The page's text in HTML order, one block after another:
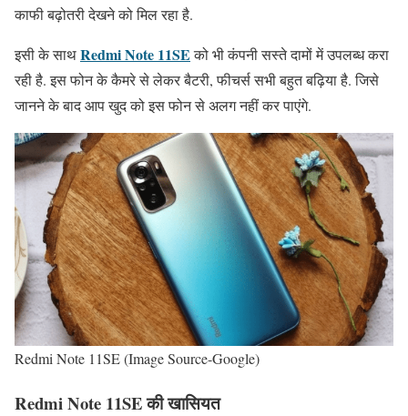
काफी बढ़ोतरी देखने को मिल रहा है.
इसी के साथRedmi Note 11SEको भी कंपनी सस्ते दामों में उपलब्ध करा
रही है. इस फोन के कैमरे से लेकर बैटरी, फीचर्स सभी बहुत बढ़िया है. जिसे
जानने के बाद आप खुद को इस फोन से अलग नहीं कर पाएंगे.
Redmi Note 11SE (Image Source-Google)
Redmi Note 11SE की खासियत